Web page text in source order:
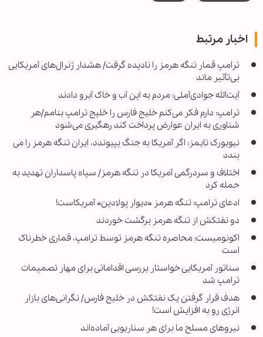
اخبار مرتبط
ترامپ قمار تنگه هرمز را نادیده گرفت/ هشدار ژنرال‌های آمریکایی
بی‌تأثیر ماند
آیت‌الله جوادی‌آملی: مردم به این آب و خاک آبرو دادند
ترامپ: دارم فکر می‌کنم خلیج فارس را خلیج ترامپ بنامم/هر
شناوری به ایران عوارض پرداخت کند رهگیری می‌شود
نیویورک تایمز: اگر آمریکا به جنگ بپیوندد، ایران تنگه هرمز را می
بندد
اختلاف و سردرگمی آمریکا در تنگه هرمز/ سپاه پاسداران تهدید به
حمله کرد
ادعای ترامپ: تنگه هرمز «دیوار پولادین» آمریکاست!
دو نفتکش از تنگه هرمز برگشت خوردند
اکونومیست: محاصره تنگه هرمز توسط ترامپ، قماری خطرناک
است
سناتور آمریکایی خواستار بررسی اقداماتی برای مهار تصمیمات
ترامپ شد
هدف قرار گرفتن یک نفتکش در خلیج فارس/ نگرانی‌های بازار
انرژی رو به افزایش است!
نیروهای مسلح ما برای هر سناریویی آماده‌اند